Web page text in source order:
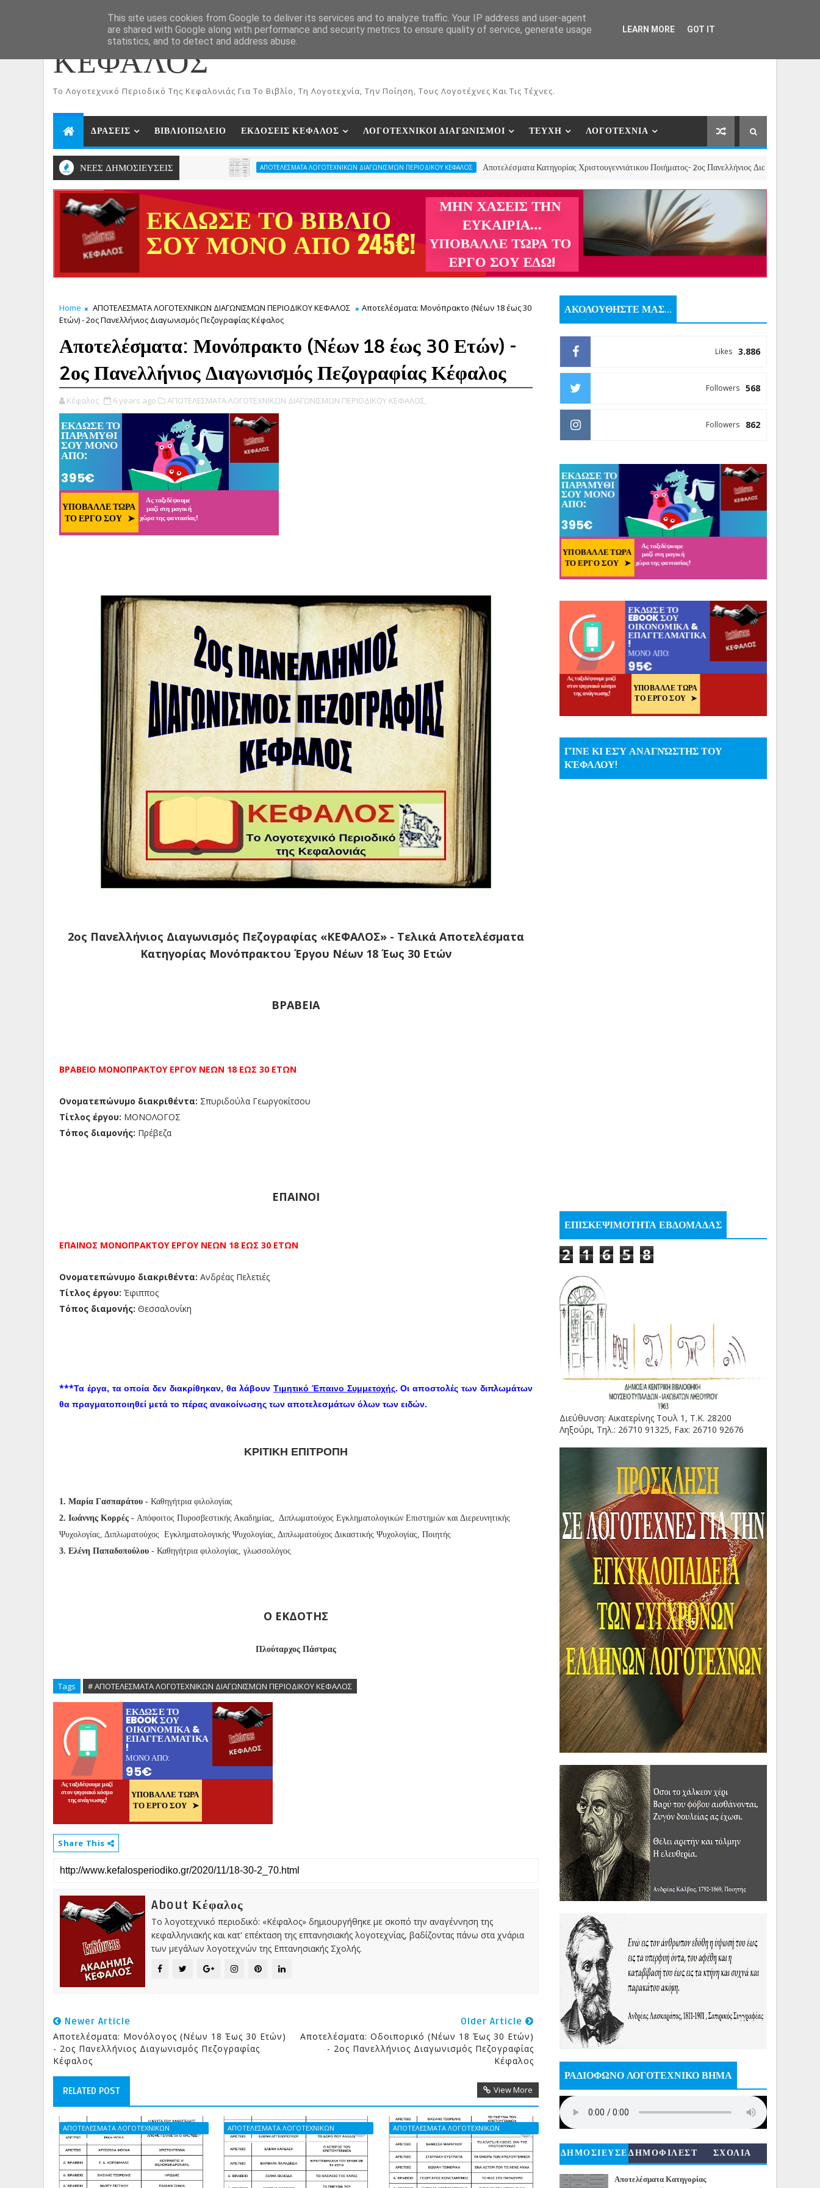
ΑΡΧΙΚΗ ΕΚΔΟΣΕΙΣ ΒΙΒΛΙΩΝ ΗΛΕΚΤΡΟΝΙΚΟ ΒΙΒΛΙΟΠΩΛΕΙΟ ΣΥΝΕΡΓΑΤΕΣ
ΚΕΦΑΛΟΣ
To Λογοτεχνικό Περιοδικό Της Κεφαλονιάς Για Το Βιβλίο, Τη Λογοτεχνία, Την Ποίηση, Τους Λογοτέχνες Και Τις Τέχνες.
ΔΡΑΣΕΙΣ ΒΙΒΛΙΟΠΩΛΕΙΟ ΕΚΔΟΣΕΙΣ ΚΕΦΑΛΟΣ ΛΟΓΟΤΕΧΝΙΚΟΙ ΔΙΑΓΩΝΙΣΜΟΙ ΤΕΥΧΗ ΛΟΓΟΤΕΧΝΙΑ
ΝΕΕΣ ΔΗΜΟΣΙΕΥΣΕΙΣ ΑΠΟΤΕΛΕΣΜΑΤΑ ΛΟΓΟΤΕΧΝΙΚΩΝ ΔΙΑΓΩΝΙΣΜΩΝ ΠΕΡΙΟΔΙΚΟΥ ΚΕΦΑΛΟΣ Αποτελέσματα Κατηγορίας Χριστουγεννιάτικου Ποιήματος- 2ος Πανελλήνιος Διαγωνισμός
Home ΑΠΟΤΕΛΕΣΜΑΤΑ ΛΟΓΟΤΕΧΝΙΚΩΝ ΔΙΑΓΩΝΙΣΜΩΝ ΠΕΡΙΟΔΙΚΟΥ ΚΕΦΑΛΟΣ
Αποτελέσματα: Μονόπρακτο (Νέων 18 έως 30
Ετών) - 2ος Πανελλήνιος Διαγωνισμός Πεζογραφίας Κέφαλος
Αποτελέσματα: Μονόπρακτο (Νέων 18 έως 30 Ετών) -
2ος Πανελλήνιος Διαγωνισμός Πεζογραφίας Κέφαλος
Κέφαλος 6 years ago ΑΠΟΤΕΛΕΣΜΑΤΑ ΛΟΓΟΤΕΧΝΙΚΩΝ ΔΙΑΓΩΝΙΣΜΩΝ ΠΕΡΙΟΔΙΚΟΥ ΚΕΦΑΛΟΣ,
2ος Πανελλήνιος Διαγωνισμός Πεζογραφίας «ΚΕΦΑΛΟΣ» - Τελικά Αποτελέσματα
Κατηγορίας Μονόπρακτου Έργου Νέων 18 Έως 30 Ετών
ΒΡΑΒΕΙΑ
ΒΡΑΒΕΙΟ ΜΟΝΟΠΡΑΚΤΟΥ ΕΡΓΟΥ ΝΕΩΝ 18 ΕΩΣ 30 ΕΤΩΝ
Ονοματεπώνυμο διακριθέντα: Σπυριδούλα Γεωργοκίτσου
Τίτλος έργου: ΜΟΝΟΛΟΓΟΣ
Τόπος διαμονής: Πρέβεζα
ΕΠΑΙΝΟΙ
ΕΠΑΙΝΟΣ ΜΟΝΟΠΡΑΚΤΟΥ ΕΡΓΟΥ ΝΕΩΝ 18 ΕΩΣ 30 ΕΤΩΝ
Ονοματεπώνυμο διακριθέντα: Ανδρέας Πελετιές
Τίτλος έργου: Έφιππος
Τόπος διαμονής: Θεσσαλονίκη
***Τα έργα, τα οποία δεν διακρίθηκαν, θα λάβουνΤιμητικό Έπαινο Συμμετοχής. Οι αποστολές των διπλωμάτων
θα πραγματοποιηθεί μετά το πέρας ανακοίνωσης των αποτελεσμάτων όλων των ειδών.
ΚΡΙΤΙΚΗ ΕΠΙΤΡΟΠΗ
1. Μαρία Γασπαράτου - Καθηγήτρια φιλολογίας
2. Ιωάννης Κορρές - Απόφοιτος Πυροσβεστικής Ακαδημίας, Διπλωματούχος Εγκληματολογικών Επιστημών και Διερευνητικής
Ψυχολογίας, Διπλωματούχος Εγκληματολογικής Ψυχολογίας, Διπλωματούχος Δικαστικής Ψυχολογίας, Ποιητής
3. Ελένη Παπαδοπούλου - Καθηγήτρια φιλολογίας, γλωσσολόγος
Ο ΕΚΔΟΤΗΣ
Πλούταρχος Πάστρας
Tags # ΑΠΟΤΕΛΕΣΜΑΤΑ ΛΟΓΟΤΕΧΝΙΚΩΝ ΔΙΑΓΩΝΙΣΜΩΝ ΠΕΡΙΟΔΙΚΟΥ ΚΕΦΑΛΟΣ
Share This
About Κέφαλος
Το λογοτεχνικό περιοδικό: «Κέφαλος» δημιουργήθηκε με σκοπό την αναγέννηση της
κεφαλληνιακής και κατ' επέκταση της επτανησιακής λογοτεχνίας, βαδίζοντας πάνω στα χνάρια
των μεγάλων λογοτεχνών της Επτανησιακής Σχολής.
Newer Article
Αποτελέσματα: Μονόλογος (Νέων 18 Έως 30 Ετών)
- 2ος Πανελλήνιος Διαγωνισμός Πεζογραφίας
Κέφαλος
Older Article
Αποτελέσματα: Οδοιπορικό (Νέων 18 Έως 30 Ετών)
- 2ος Πανελλήνιος Διαγωνισμός Πεζογραφίας
Κέφαλος
RELATED POST View More
ΑΠΟΤΕΛΕΣΜΑΤΑ ΛΟΓΟΤΕΧΝΙΚΩΝ
ΔΙΑΓΩΝΙΣΜΩΝ ΠΕΡΙΟΔΙΚΟΥ ΚΕΦΑΛΟΣ
ΑΠΟΤΕΛΕΣΜΑΤΑ ΛΟΓΟΤΕΧΝΙΚΩΝ
ΔΙΑΓΩΝΙΣΜΩΝ ΠΕΡΙΟΔΙΚΟΥ ΚΕΦΑΛΟΣ
ΑΠΟΤΕΛΕΣΜΑΤΑ ΛΟΓΟΤΕΧΝΙΚΩΝ
ΔΙΑΓΩΝΙΣΜΩΝ ΠΕΡΙΟΔΙΚΟΥ ΚΕΦΑΛΟΣ
ΑΚΟΛΟΥΘΗΣΤΕ ΜΑΣ...
3.886
Likes
568
Followers
862
Followers
ΓΊΝΕ ΚΙ ΕΣΎ ΑΝΑΓΝΏΣΤΗΣ ΤΟΥ
ΚΈΦΑΛΟΥ!
ΕΠΙΣΚΕΨΙΜΟΤΗΤΑ ΕΒΔΟΜΑΔΑΣ
2 1 6 5 8
Διεύθυνση: Αικατερίνης Τουλ 1, Τ.Κ. 28200
Ληξούρι, Τηλ.: 26710 91325, Fax: 26710 92676
ΡΑΔΙΟΦΩΝΟ ΛΟΓΟΤΕΧΝΙΚΟ ΒΗΜΑ
ΔΗΜΟΣΙΕΥΣΕ
ΙΣ
ΔΗΜΟΦΙΛΕΣΤ
ΣΧΟΛΙΑ
Αποτελέσματα Κατηγορίας
This site uses cookies from Google to deliver its services and to analyze traffic. Your IP address and user-agent
are shared with Google along with performance and security metrics to ensure quality of service, generate usage
statistics, and to detect and address abuse.
LEARN MORE GOT IT